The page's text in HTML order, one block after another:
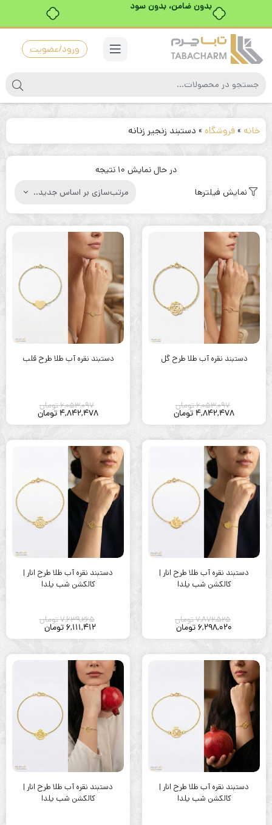
بدون ضامن، بدون سود
ورود/عضویت
خانه »فروشگاه » دستبند زنجیر زنانه
در حال نمایش 10 نتیجه
مرتب‌سازی
اساس
نمایش فیلترها
دستبند نقره آب طلا طرح گل
6,053,097تومان
4,842,478 تومان
دستبند نقره آب طلا طرح قلب
6,053,097تومان
4,842,478 تومان
دستبند نقره آب طلا طرح انار |
کالکشن شب یلدا
7,872,525تومان
6,298,020تومان
دستبند نقره آب طلا طرح انار |
کالکشن شب یلدا
7,639,265تومان
6,111,412 تومان
دستبند نقره آب طلا طرح انار |
کالکشن شب یلدا
دستبند نقره آب طلا طرح انار |
کالکشن شب یلدا